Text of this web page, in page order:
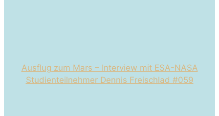
Ausflug zum Mars – Interview mit ESA-NASA
Studienteilnehmer Dennis Freischlad #059